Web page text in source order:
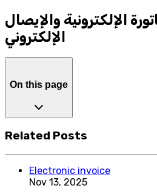
الإلكترونية والإيصال
الإلكتروني
On this page
Related Posts
Electronic invoice
Nov 13, 2025